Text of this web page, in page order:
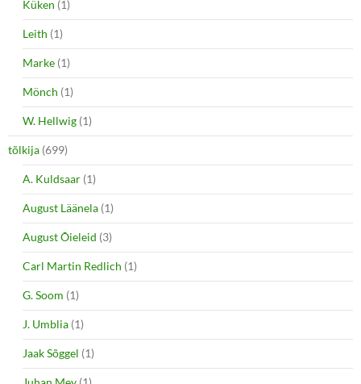
Küken (1)
Leith (1)
Marke (1)
Mönch (1)
W. Hellwig (1)
tõlkija (699)
A. Kuldsaar (1)
August Läänela (1)
August Õieleid (3)
Carl Martin Redlich (1)
G. Soom (1)
J. Umblia (1)
Jaak Sõggel (1)